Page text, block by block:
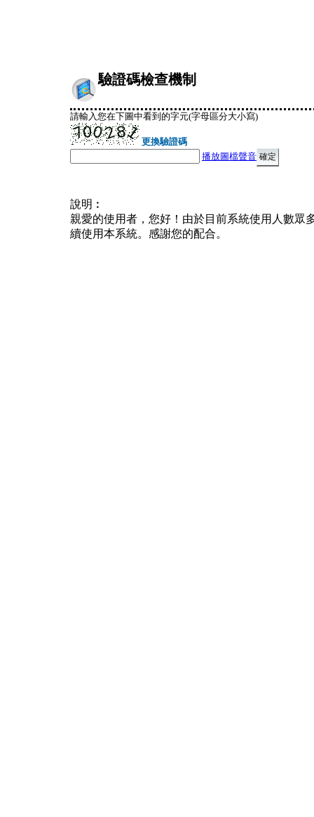
驗證碼檢查機制
請輸入您在下圖中看到的字元(字母區分大小寫)
更換驗證碼
播放圖檔聲音
說明︰
親愛的使用者，您好！由於目前系統使用人數眾
續使用本系統。感謝您的配合。